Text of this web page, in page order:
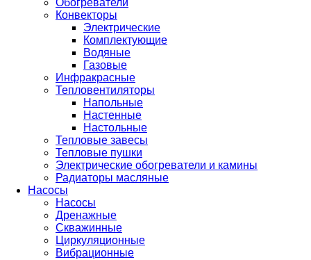
Обогреватели
Конвекторы
Электрические
Комплектующие
Водяные
Газовые
Инфракрасные
Тепловентиляторы
Напольные
Настенные
Настольные
Тепловые завесы
Тепловые пушки
Электрические обогреватели и камины
Радиаторы масляные
Насосы
Насосы
Дренажные
Скважинные
Циркуляционные
Вибрационные